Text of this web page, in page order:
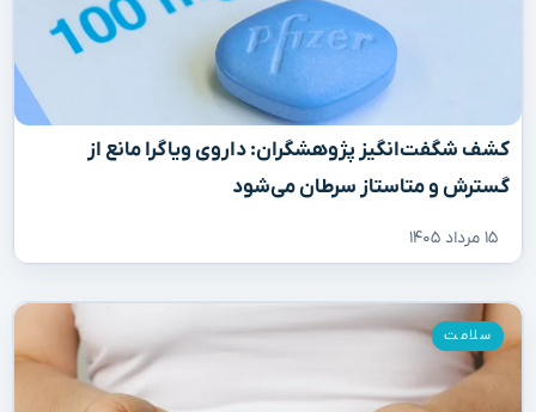
کشف شگفت‌انگیز پژوهشگران: داروی ویاگرا مانع از
گسترش و متاستاز سرطان می‌شود
۱۵ مرداد ۱۴۰۵
سلامت